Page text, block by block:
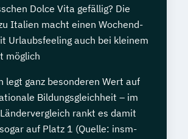
Dolce Vita gefällig? Die
Italien macht einen Wochend-
Urlaubsfeeling auch bei kleinem
möglich
legt ganz besonderen Wert auf
Bildungsgleichheit – im
rankt es damit
auf Platz 1 (Quelle: insm-